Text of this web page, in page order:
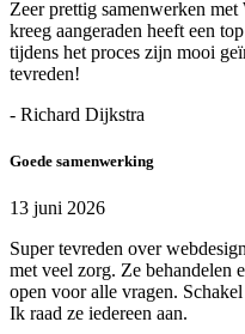
Zeer prettig samenwerken
kreeg aangeraden heeft een
tijdens het proces zijn mooi
tevreden!
- Richard Dijkstra
Goede samenwerking
13 juni 2026
Super tevreden over
met veel zorg. Ze behandelen
open voor alle vragen.
Ik raad ze iedereen aan.